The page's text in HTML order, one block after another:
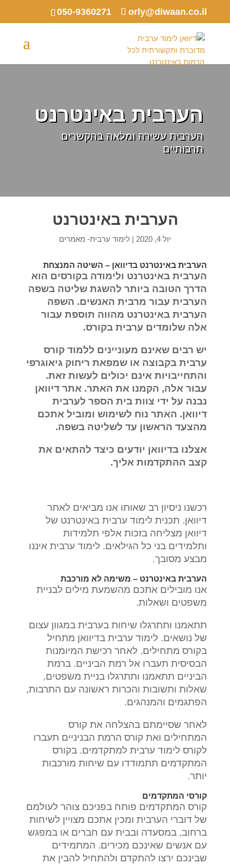
050-9360271 orly@diwaan.co.il
הערבית באינטרנט
הערבית עשירה ומלאה בהקשרים
תרבותיים
הערבית באינטרנט
יול 4, 2020 | לימוד ערבית- מאמרים
הערבית באינטרנט בדיוואן – השיטה המנצחת
הערבית באינטרנט ולימודה בקורסים הוא
הדרך הטובה ביותר להשגת שליטה בשפה
הערבית עבור מרבית האנשים. השפה
הערבית באינטרנט מהווה תוספת עבור
אלה שלומדים ערבית בקורס.
יש רבים שאינם מעוניינים ללמוד קורס
ערבית בקבוצה או שמפאת ריחוק גיאוגרפי
והתחייבויות אינם יכולים לעשות זאת.
עבור אלה, הקמנו את האתר. אתר דיוואן
נבנה על ידי צוות בית הספר לערבית
דיוואן. האתר נוח לשימוש ומוביל אתכם
מהצעד הראשון עד לשליטה בשפה.
אצלנו בדיוואן יודעים כיצד להתאים את
קצב ההתקדמות אליך.
רכשנו ניסיון רב שאותו אנו מביאים לאתר
דיוואן. תכנית לימוד ערבית באינטרנט של
דיוואן מצליחה בזכות אלפי תלמידות
ותלמידים בני כל הגילאים. לימוד ערבית איננו
מבצע מסובך.
הערבית באינטרנט – משימה לא מורכבת
אנו מובילים אתכם מהשמעת מילים לבניית
משפטים ושאלות.
תתאמנו ותתרגלו שיחות בערבית במגוון עצום
של נושאים. לימוד ערבית בדיוואן מתחיל
בקורס מתחילים. לאחר רכישת המיומנות
הבסיסית תעברו אל רמת הביניים. ברמת
הביניים תתאמנו ותתרגלו בניית משפטים,
שאלות ותשובות והכרות ראשונה עם התרבות,
הפתגמים והמנהגים.
לאחר שסיימתם בהצלחה את קורס
המתחילים ואת קורס הרמת הבניניים תעברו
לקורס לימוד ערבית למתקדמים. בקורס
המתקדמים תתמודדו עם שיחות מורכבות
יותר.
קורסי המתקדמים
קורס המתקדמים פותח בפניכם צוהר לעולמם
של דוברי הערבית ומכין אתכם מצויין לשיחות
ברחוב, במסעדה ובבית עם חברים או במפגש
עם אנשים שאינכם מכירים. המתמידים
שבינכם ירצו להתקדם ולהתחיל להבין את